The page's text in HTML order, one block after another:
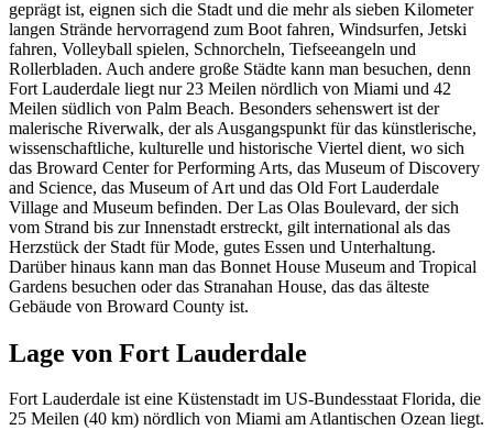
geprägt ist, eignen sich die Stadt und die mehr als sieben Kilometer
langen Strände hervorragend zum Boot fahren, Windsurfen, Jetski
fahren, Volleyball spielen, Schnorcheln, Tiefseeangeln und
Rollerbladen. Auch andere große Städte kann man besuchen, denn
Fort Lauderdale liegt nur 23 Meilen nördlich von Miami und 42
Meilen südlich von Palm Beach. Besonders sehenswert ist der
malerische Riverwalk, der als Ausgangspunkt für das künstlerische,
wissenschaftliche, kulturelle und historische Viertel dient, wo sich
das Broward Center for Performing Arts, das Museum of Discovery
and Science, das Museum of Art und das Old Fort Lauderdale
Village and Museum befinden. Der Las Olas Boulevard, der sich
vom Strand bis zur Innenstadt erstreckt, gilt international als das
Herzstück der Stadt für Mode, gutes Essen und Unterhaltung.
Darüber hinaus kann man das Bonnet House Museum and Tropical
Gardens besuchen oder das Stranahan House, das das älteste
Gebäude von Broward County ist.
Lage von Fort Lauderdale
Fort Lauderdale ist eine Küstenstadt im US-Bundesstaat Florida, die
25 Meilen (40 km) nördlich von Miami am Atlantischen Ozean liegt.